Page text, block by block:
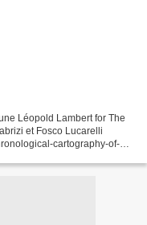
Léopold Lambert for The
et Fosco Lucarelli
cartography-of-